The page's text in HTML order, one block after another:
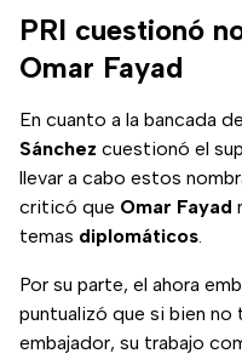
PRI cuestionó
Omar Fayad
En cuanto a la bancada
Sánchez cuestionó el
llevar a cabo estos
criticó que Omar Fayad
temas diplomáticos.
Por su parte, el ahora
puntualizó que si bien
embajador, su trabajo